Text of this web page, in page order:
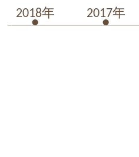
2018年 2017年